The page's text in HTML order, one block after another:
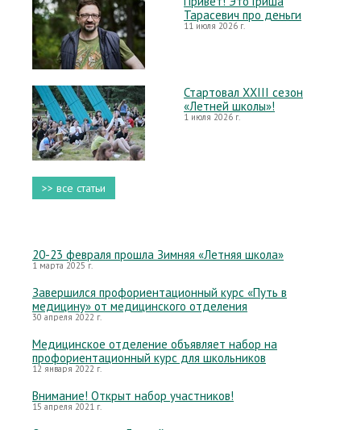
Тарасевич про деньги
11 июля 2026 г.
Стартовал XXIII сезон
«Летней школы»!
1 июля 2026 г.
>> все статьи
20-23 февраля прошла Зимняя «Летняя школа»
1 марта 2025 г.
Завершился профориентационный курс «Путь в
медицину» от медицинского отделения
30 апреля 2022 г.
Медицинское отделение объявляет набор на
профориентационный курс для школьников
12 января 2022 г.
Внимание! Открыт набор участников!
15 апреля 2021 г.